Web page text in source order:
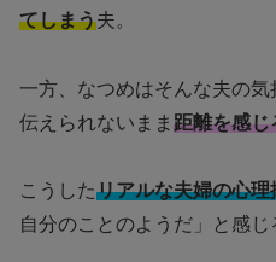
てしまう夫。
一方、なつめはそんな夫の
伝えられないまま 距離を感じ
こうしたリアルな夫婦の心理
自分のことのようだ」と感じ